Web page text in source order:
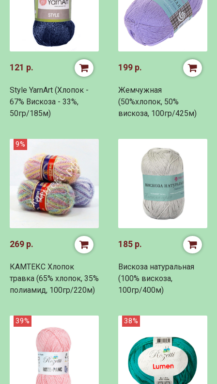
121 р.
Style YarnArt (Хлопок -
67% Вискоза - 33%,
50гр/185м)
199 р.
Жемчужная
(50%хлопок, 50%
вискоза, 100гр/425м)
9%
269 р.
КАМТЕКС Хлопок
травка (65% хлопок, 35%
полиамид, 100гр/220м)
185 р.
Вискоза натуральная
(100% вискоза,
100гр/400м)
39% 38%